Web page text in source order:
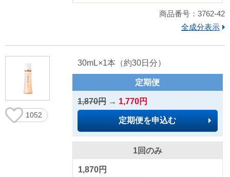
商品番号：3762-42
全成分表示
1052
30mL×1本（約30日分）
定期便
1,870円→ 1,770円
定期便を申込む
1回のみ
1,870円